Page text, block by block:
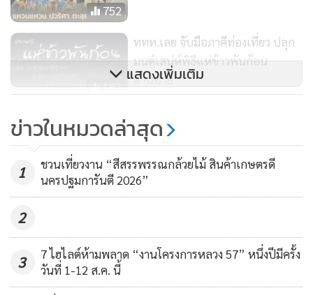
752
182
ททท.เลย จับมือภาคีท่องเที่ยว ปลุก
มนต์เสน่ห์พิธีแห่ข้าวพันก้อน
ด่านซ้าย
588
ลอดซุ้มประตู "ปราสาทสด๊กก๊อกธม"
22 มี.ค. นี้
แสดงเพิ่มเติม
ข่าวในหมวดล่าสุด
1
ชวนเที่ยวงาน “สีสรรพรรณกล้วยไม้ สินค้าเกษตรดี
นครปฐมการันตี 2026”
2
3
7 ไฮไลต์ห้ามพลาด “งานโครงการหลวง 57” หนึ่งปีมีครั้ง
วันที่ 1-12 ส.ค. นี้